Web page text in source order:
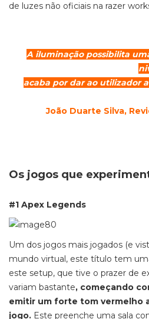
de luzes não oficiais na razer
A iluminação possibilita
acaba por dar ao utilizador
João Duarte Silva,
Os jogos que
#1 Apex Legends
Um dos jogos mais jogados (e
mundo virtual, este título tem
este setup, que tive o prazer de
variam bastante, começando
emitir um forte tom vermelho
jogo. Este preenche uma sala